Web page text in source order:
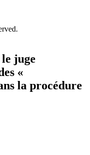
juge
«
la procédure